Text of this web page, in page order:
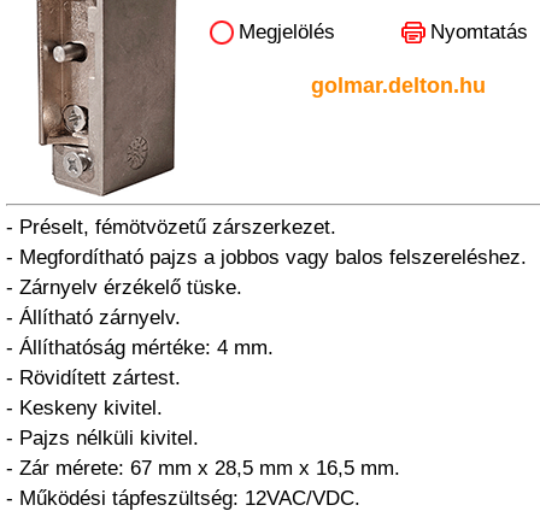
Megjelölés Nyomtatás
golmar.delton.hu
- Préselt, fémötvözetű zárszerkezet.
- Megfordítható pajzs a jobbos vagy balos felszereléshez.
- Zárnyelv érzékelő tüske.
- Állítható zárnyelv.
- Állíthatóság mértéke: 4 mm.
- Rövidített zártest.
- Keskeny kivitel.
- Pajzs nélküli kivitel.
- Zár mérete: 67 mm x 28,5 mm x 16,5 mm.
- Működési tápfeszültség: 12VAC/VDC.